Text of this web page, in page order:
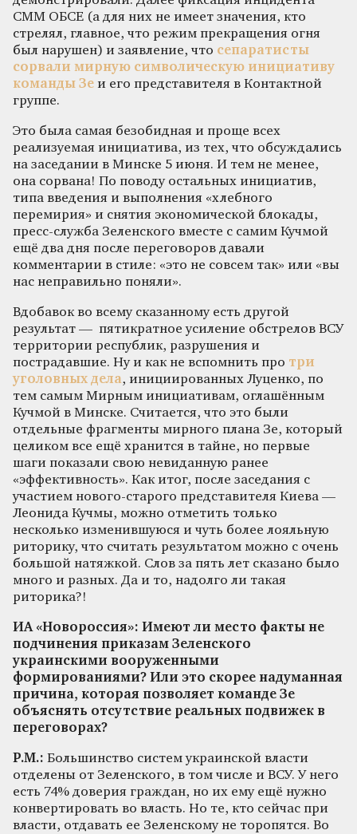
СММ ОБСЕ (а для них не имеет значения, кто
стрелял, главное, что режим прекращения огня
был нарушен) и заявление, что сепаратисты
сорвали мирную символическую инициативу
команды Зе и его представителя в Контактной
группе.
Это была самая безобидная и проще всех
реализуемая инициатива, из тех, что обсуждались
на заседании в Минске 5 июня. И тем не менее,
она сорвана! По поводу остальных инициатив,
типа введения и выполнения «хлебного
перемирия» и снятия экономической блокады,
пресс-служба Зеленского вместе с самим Кучмой
ещё два дня после переговоров давали
комментарии в стиле: «это не совсем так» или «вы
нас неправильно поняли».
Вдобавок во всему сказанному есть другой
результат — пятикратное усиление обстрелов ВСУ
территории республик, разрушения и
пострадавшие. Ну и как не вспомнить про три
уголовных дела, инициированных Луценко, по
тем самым Мирным инициативам, оглашённым
Кучмой в Минске. Считается, что это были
отдельные фрагменты мирного плана Зе, который
целиком все ещё хранится в тайне, но первые
шаги показали свою невиданную ранее
«эффективность». Как итог, после заседания с
участием нового-старого представителя Киева —
Леонида Кучмы, можно отметить только
несколько изменившуюся и чуть более лояльную
риторику, что считать результатом можно с очень
большой натяжкой. Слов за пять лет сказано было
много и разных. Да и то, надолго ли такая
риторика?!
ИА «Новороссия»: Имеют ли место факты не
подчинения приказам Зеленского
украинскими вооруженными
формированиями? Или это скорее надуманная
причина, которая позволяет команде Зе
объяснять отсутствие реальных подвижек в
переговорах?
Р.М.: Большинство систем украинской власти
отделены от Зеленского, в том числе и ВСУ. У него
есть 74% доверия граждан, но их ему ещё нужно
конвертировать во власть. Но те, кто сейчас при
власти, отдавать ее Зеленскому не торопятся. Во